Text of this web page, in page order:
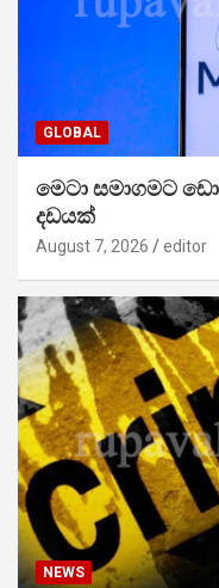
GLOBAL
මෙටා සමාගමට
දඩයක්
August 7, 2026 editor
NEWS